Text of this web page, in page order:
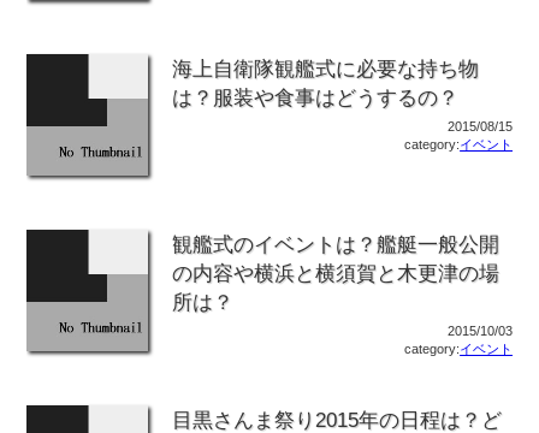
海上自衛隊観艦式に必要な持ち物
は？服装や食事はどうするの？
2015/08/15
category:イベント
観艦式のイベントは？艦艇一般公開
の内容や横浜と横須賀と木更津の場
所は？
2015/10/03
category:イベント
目黒さんま祭り2015年の日程は？ど